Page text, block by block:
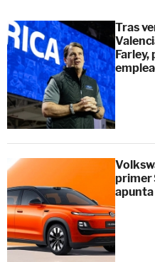
Tras
Farley,
primer
apunta